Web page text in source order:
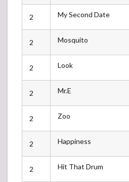
-アンコール-
2 My Second Date
2 Mosquito
2 Look
2 Mr.E
2 Zoo
2 Happiness
2 Hit That Drum